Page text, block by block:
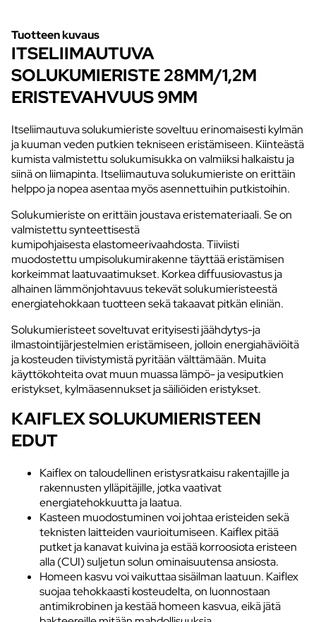
Tuotteen kuvaus
ITSELIIMAUTUVA
SOLUKUMIERISTE 28MM/1,2M
ERISTEVAHVUUS 9MM
Itseliimautuva solukumieriste soveltuu erinomaisesti kylmän
ja kuuman veden putkien tekniseen eristämiseen. Kiinteästä
kumista valmistettu solukumisukka on valmiiksi halkaistu ja
siinä on liimapinta. Itseliimautuva solukumieriste on erittäin
helppo ja nopea asentaa myös asennettuihin putkistoihin.
Solukumieriste on erittäin joustava eristemateriaali. Se on
valmistettu synteettisestä
kumipohjaisesta elastomeerivaahdosta. Tiiviisti
muodostettu umpisolukumirakenne täyttää eristämisen
korkeimmat laatuvaatimukset. Korkea diffuusiovastus ja
alhainen lämmönjohtavuus tekevät solukumieristeestä
energiatehokkaan tuotteen sekä takaavat pitkän eliniän.
Solukumieristeet soveltuvat erityisesti jäähdytys-ja
ilmastointijärjestelmien eristämiseen, jolloin energiahäviöitä
ja kosteuden tiivistymistä pyritään välttämään. Muita
käyttökohteita ovat muun muassa lämpö- ja vesiputkien
eristykset, kylmäasennukset ja säiliöiden eristykset.
KAIFLEX SOLUKUMIERISTEEN
EDUT
Kaiflex on taloudellinen eristysratkaisu rakentajille ja
rakennusten ylläpitäjille, jotka vaativat
energiatehokkuutta ja laatua.
Kasteen muodostuminen voi johtaa eristeiden sekä
teknisten laitteiden vaurioitumiseen. Kaiflex pitää
putket ja kanavat kuivina ja estää korroosiota eristeen
alla (CUI) suljetun solun ominaisuutensa ansiosta.
Homeen kasvu voi vaikuttaa sisäilman laatuun. Kaiflex
suojaa tehokkaasti kosteudelta, on luonnostaan
antimikrobinen ja kestää homeen kasvua, eikä jätä